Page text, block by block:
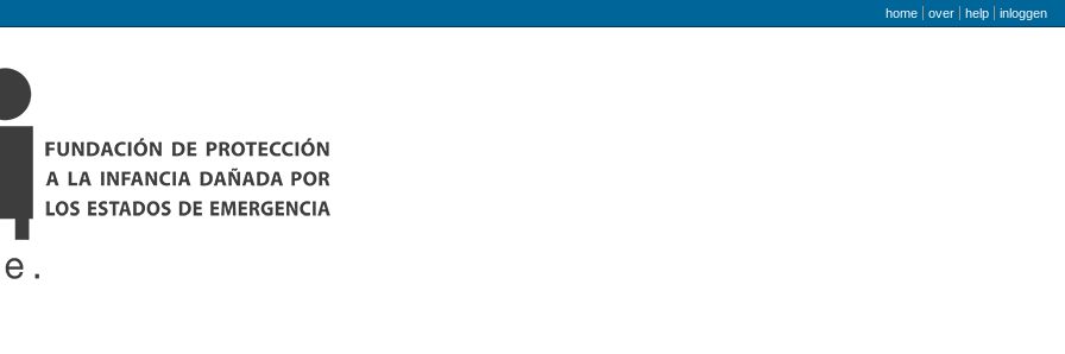
gebruikers menu
home over help inloggen